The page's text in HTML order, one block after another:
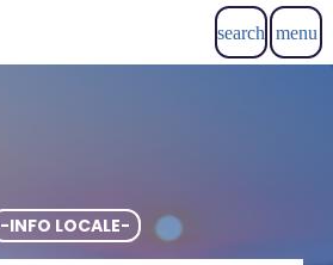
search menu
-INFO LOCALE-